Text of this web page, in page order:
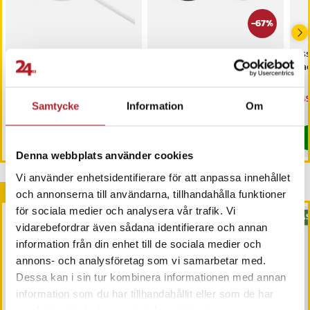
Samtycke Information Om
Denna webbplats använder cookies
Vi använder enhetsidentifierare för att anpassa innehållet
och annonserna till användarna, tillhandahålla funktioner
för sociala medier och analysera vår trafik. Vi
vidarebefordrar även sådana identifierare och annan
information från din enhet till de sociala medier och
annons- och analysföretag som vi samarbetar med.
Dessa kan i sin tur kombinera informationen med annan
information som du har tillhandahållit eller som de har
Laddplatta 15W - Grå
:139 kr
139 kr
Just nu har vi bara 3 kvar av denna produkt
-67%
Nuvarande pris
49 krTidigare pris 149 kr
49 kr
Sista exemplaret
Andra köpte också